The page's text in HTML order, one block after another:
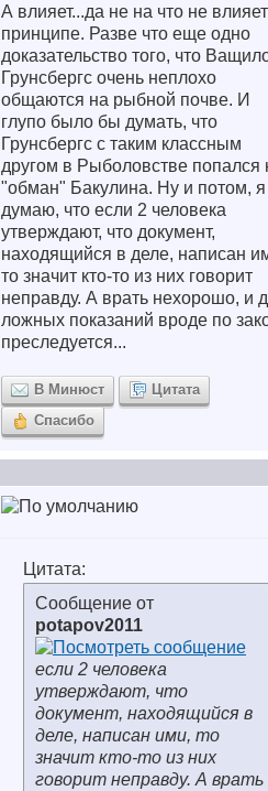
А влияет...да не на что не
принципе. Разве что еще одно
доказательство того, что
Грунсбергс очень неплохо
общаются на рыбной почве. И
глупо было бы думать, что
Грунсбергс с таким классным
другом в Рыболовстве попался
"обман" Бакулина. Ну и потом, я
думаю, что если 2 человека
утверждают, что документ,
находящийся в деле, написан
то значит кто-то из них говорит
неправду. А врать нехорошо, и
ложных показаний вроде по
преследуется...
В Минюст
Цитата
Спасибо
Цитата:
Сообщение от
potapov2011
если 2 человека
утверждают, что
документ, находящийся в
деле, написан ими, то
значит кто-то из них
говорит неправду. А врать